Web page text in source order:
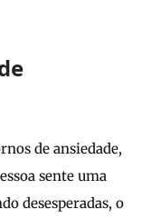
de ansiedade,
sente uma
desesperadas, o